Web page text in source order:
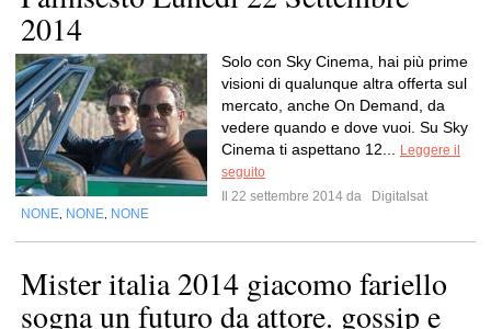
2014
Solo con Sky Cinema, hai più prime
visioni di qualunque altra offerta sul
mercato, anche On Demand, da
vedere quando e dove vuoi. Su Sky
Cinema ti aspettano 12...
Leggere il
seguito
Il 22 settembre 2014 da
Digitalsat
NONE NONE NONE
Mister italia 2014 giacomo fariello
sogna un futuro da attore. gossip e